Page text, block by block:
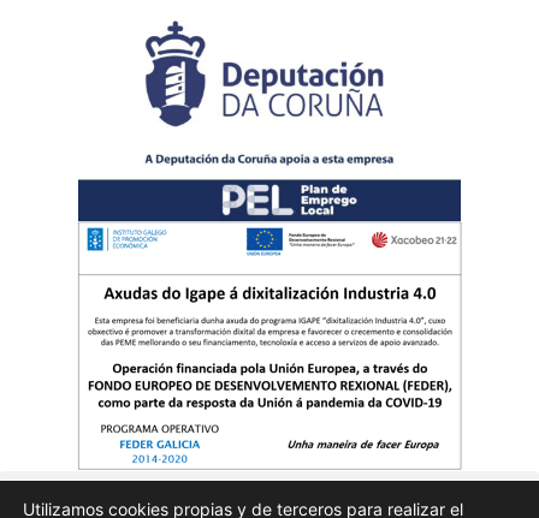
Utilizamos cookies propias y de terceros para realizar el